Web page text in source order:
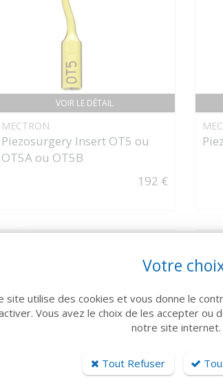
VOIR LE DÉTAIL
MECTRON
Piezosurgery Insert OT5 ou
OT5A ou OT5B
192 €
VOIR LE DÉTAIL
Votre
site utilise des cookies et vous donne le
Vous avez le choix de les accepter ou
notre site internet.
Tout Refuser